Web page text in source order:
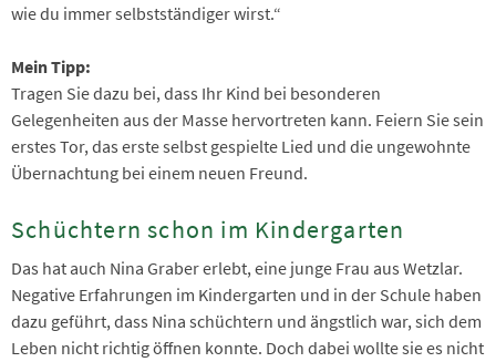
wie du immer selbstständiger wirst.“
Mein Tipp:
Tragen Sie dazu bei, dass Ihr Kind bei besonderen
Gelegenheiten aus der Masse hervortreten kann. Feiern Sie sein
erstes Tor, das erste selbst gespielte Lied und die ungewohnte
Übernachtung bei einem neuen Freund.
Schüchtern schon im Kindergarten
Das hat auch Nina Graber erlebt, eine junge Frau aus Wetzlar.
Negative Erfahrungen im Kindergarten und in der Schule haben
dazu geführt, dass Nina schüchtern und ängstlich war, sich dem
Leben nicht richtig öffnen konnte. Doch dabei wollte sie es nicht